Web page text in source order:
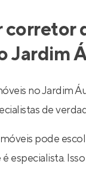
corretor
Jardim
no Jardim
de
pode
especialista.